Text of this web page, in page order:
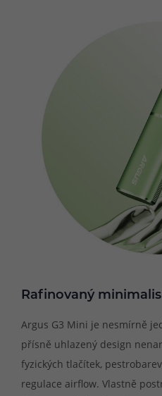
Rafinovaný
Argus G3 Mini je nesmírně
přísně uhlazený design
fyzických tlačítek,
regulace airflow. Vlastně